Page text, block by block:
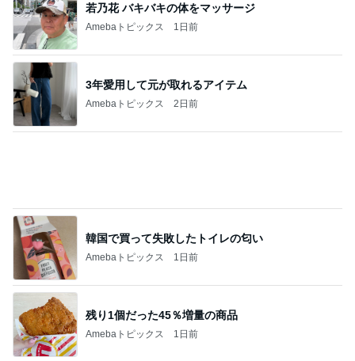
3年愛用して元が取れるアイテム
Amebaトピックス 2日前
韓国で買って失敗したトイレの匂い
Amebaトピックス 1日前